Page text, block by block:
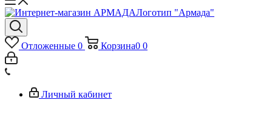
Логотип "Армада"
Отложенные 0 Корзина0 0
Личный кабинет